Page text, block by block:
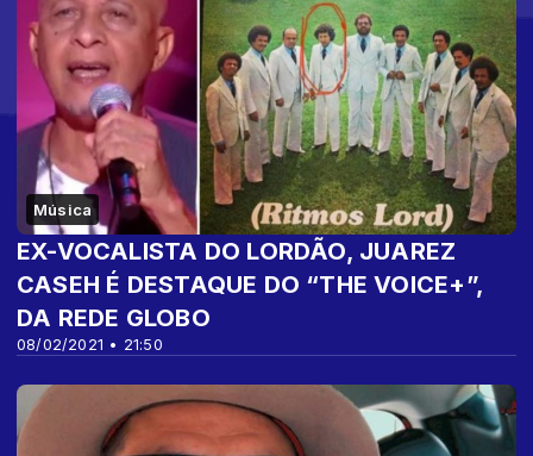
Música
08/02/2021 • 21:50
EX-VOCALISTA DO LORDÃO, JUAREZ
CASEH É DESTAQUE DO “THE VOICE+”,
DA REDE GLOBO